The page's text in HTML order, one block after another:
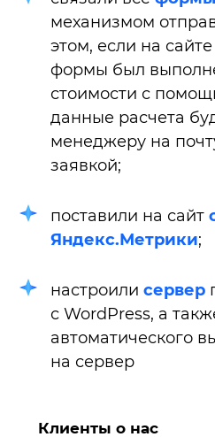
механизмом
этом, если на
формы был
стоимости с
данные расчета
менеджеру на
заявкой;
поставили на сайт
Яндекс.Метрики;
настроилисервер
с WordPress, а
автоматического
на сервер
Клиенты о нас